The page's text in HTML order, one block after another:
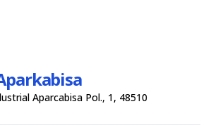
Aparcabisa Pol., 1, 48510